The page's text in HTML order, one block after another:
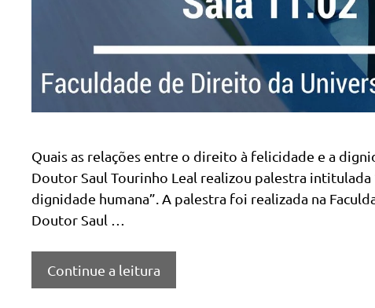
Quais as relações entre o direito à felicidade e a
Doutor Saul Tourinho Leal realizou palestra
dignidade humana”. A palestra foi realizada na
Doutor Saul …
Continue a leitura